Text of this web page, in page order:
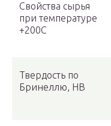
Свойства сырья
при температуре
+200С
Твердость по
Бринеллю, НВ